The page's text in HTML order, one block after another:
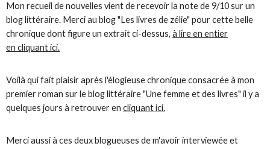
Mon recueil de nouvelles vient de recevoir la note de 9/10 sur un
blog littéraire. Merci au blog "Les livres de zélie" pour cette belle
chronique dont figure un extrait ci-dessus,à lire en entier
en cliquant ici.
Voilà qui fait plaisir après l'élogieuse chronique consacrée à mon
premier roman sur le blog littéraire "Une femme et des livres" il y a
quelques jours à retrouver encliquant ici.
Merci aussi à ces deux blogueuses de m'avoir interviewée et